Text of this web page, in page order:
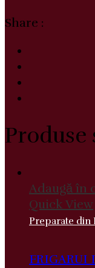
Share :
Adaugă în
Quick View
Preparate din
FRIGARUI